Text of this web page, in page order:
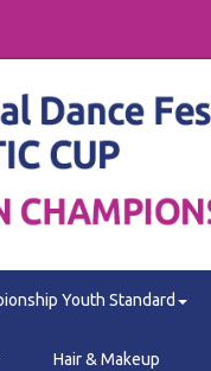
Youth Standard
Hair & Makeup